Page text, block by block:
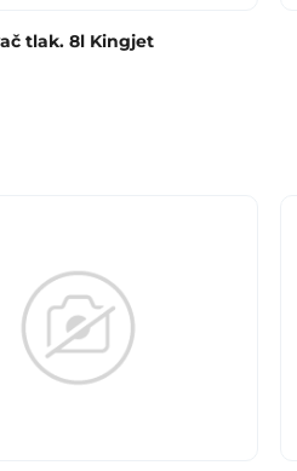
tlak. 8l Kingjet